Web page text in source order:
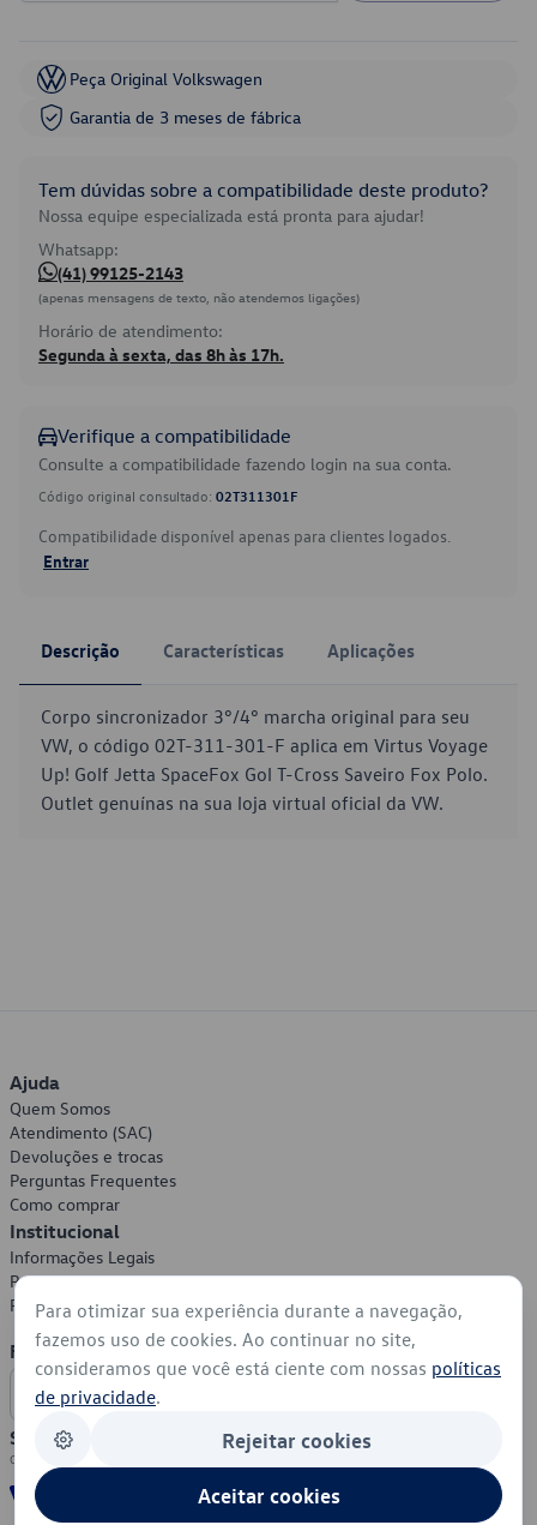
Peça Original Volkswagen
Garantia de 3 meses de fábrica
Tem dúvidas sobre a compatibilidade deste produto?
Nossa equipe especializada está pronta para ajudar!
Whatsapp:
(41) 99125-2143
(apenas mensagens de texto, não atendemos ligações)
Horário de atendimento:
Segunda à sexta, das 8h às 17h.
Verifique a compatibilidade
Consulte a compatibilidade fazendo login na sua conta.
Código original consultado: 02T311301F
Compatibilidade disponível apenas para clientes logados.
Entrar
Descrição Características Aplicações
Corpo sincronizador 3°/4° marcha original para seu
VW, o código 02T-311-301-F aplica em Virtus Voyage
Up! Golf Jetta SpaceFox Gol T-Cross Saveiro Fox Polo.
Outlet genuínas na sua loja virtual oficial da VW.
Ajuda
Quem Somos
Atendimento (SAC)
Devoluções e trocas
Perguntas Frequentes
Como comprar
Institucional
Informações Legais
Política de Privacidade
Política de Cookies
Formas de Pagamento
Segurança
Para otimizar sua experiência durante a navegação,
fazemos uso de cookies. Ao continuar no site,
consideramos que você está ciente com nossas políticas
de privacidade.
Rejeitar cookies
Aceitar cookies